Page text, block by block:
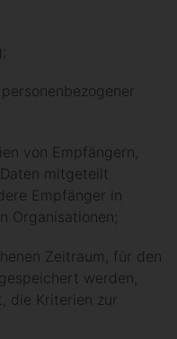
von Empfängern,
mitgeteilt
Empfänger in
Organisationen;
Zeitraum, für den
werden,
die Kriterien zur